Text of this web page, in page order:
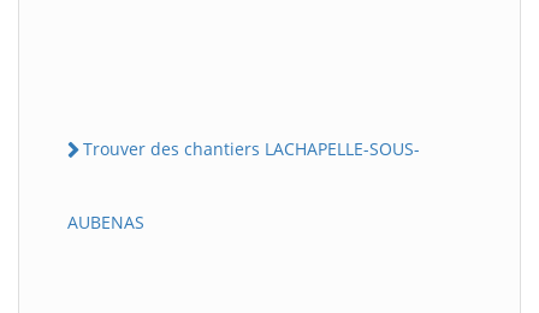
Trouver des chantiers LACHAPELLE-SOUS-
AUBENAS